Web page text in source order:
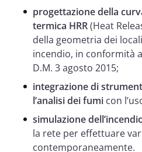
progettazione della
termica HRR(Heat
della geometria dei
incendio, in conformità
D.M. 3 agosto 2015;
integrazione di
l’analisi dei fumi con
simulazione
la rete per effettuare
contemporaneamente.